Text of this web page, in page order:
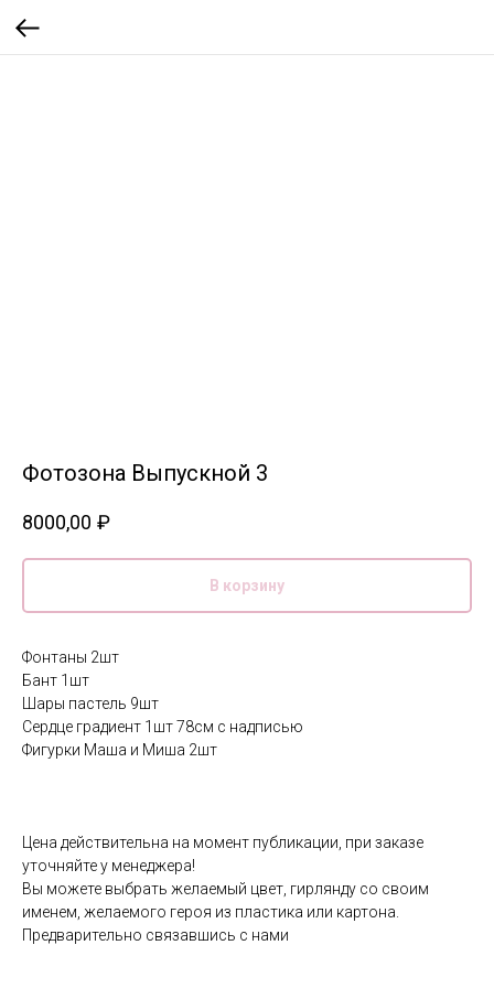
Фотозона Выпускной 3
8000,00 ₽
В корзину
Фонтаны 2шт
Бант 1шт
Шары пастель 9шт
Сердце градиент 1шт 78см с надписью
Фигурки Маша и Миша 2шт
Цена действительна на момент публикации, при заказе
уточняйте у менеджера!
Вы можете выбрать желаемый цвет, гирлянду со своим
именем, желаемого героя из пластика или картона.
Предварительно связавшись с нами